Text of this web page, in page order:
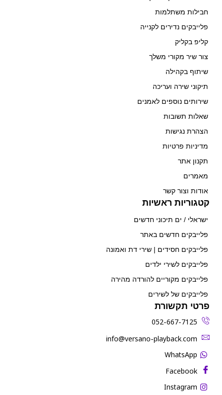
חבילות משתלמות
פלייבקים נדירים לקנייה
קליפ בקליק
צור שיר מקורי משלך
שיתוף בקהילה
תיקוני שירה ועריכה
שירותים נוספים לאמנים
שאלות תשובות
הצהרת נגישות
מדיניות פרטיות
תקנון אתר
מאמרים
אודות וצור קשר
קטגוריות ראשיות
ישראלי / ים תיכוני חדשים
פלייבקים חדשים באתר
פלייבקים חסידים | שירי דת ואמונה
פלייבקים לשירי ילדים
פלייבקים מקוריים להורדה מהירה
פלייבקים של לשירים
פרטי תקשורת
052-667-7125
‫info@versano-playback.com‬
WhatsApp
Facebook
Instagram